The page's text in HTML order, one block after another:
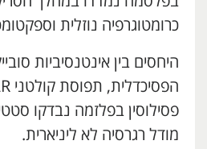
כרומטוגרפיה נוזלית
היחסים בין אינטנסיביות
פסילוסין בפלזמה נבדקו
מודל רגרסיה לא ליניארית.